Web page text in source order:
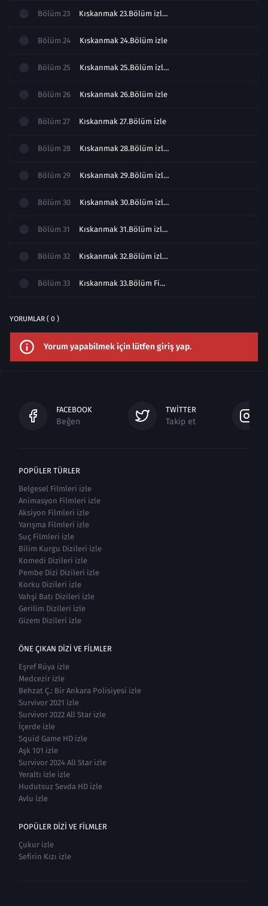
Bölüm 23 Kıskanmak 23.Bölüm izle Full
Bölüm 24 Kıskanmak 24.Bölüm izle
Bölüm 25 Kıskanmak 25.Bölüm izle Full
Bölüm 26 Kıskanmak 26.Bölüm izle
Bölüm 27 Kıskanmak 27.Bölüm izle
Bölüm 28 Kıskanmak 28.Bölüm izle Full
Bölüm 29 Kıskanmak 29.Bölüm izle Full
Bölüm 30 Kıskanmak 30.Bölüm izle Full
Bölüm 31 Kıskanmak 31.Bölüm izle Full
Bölüm 32 Kıskanmak 32.Bölüm izle Full
Bölüm 33 Kıskanmak 33.Bölüm Final izle
YORUMLAR ( 0 )
Yorum yapabilmek için lütfen giriş yap.
FACEBOOK
Beğen
TWITTER
Takip et
POPÜLER TÜRLER
Belgesel Filmleri izle
Animasyon Filmleri izle
Aksiyon Filmleri izle
Yarışma Filmleri izle
Suç Filmleri izle
Bilim Kurgu Dizileri izle
Komedi Dizileri izle
Pembe Dizi Dizileri izle
Korku Dizileri izle
Vahşi Batı Dizileri izle
Gerilim Dizileri izle
Gizem Dizileri izle
ÖNE ÇIKAN DIZI VE FILMLER
Eşref Rüya izle
Medcezir izle
Behzat Ç.: Bir Ankara Polisiyesi izle
Survivor 2021 izle
Survivor 2022 All Star izle
İçerde izle
Squid Game HD izle
Aşk 101 izle
Survivor 2024 All Star izle
Yeraltı izle izle
Hudutsuz Sevda HD izle
Avlu izle
POPÜLER DIZI VE FILMLER
Çukur izle
Sefirin Kızı izle